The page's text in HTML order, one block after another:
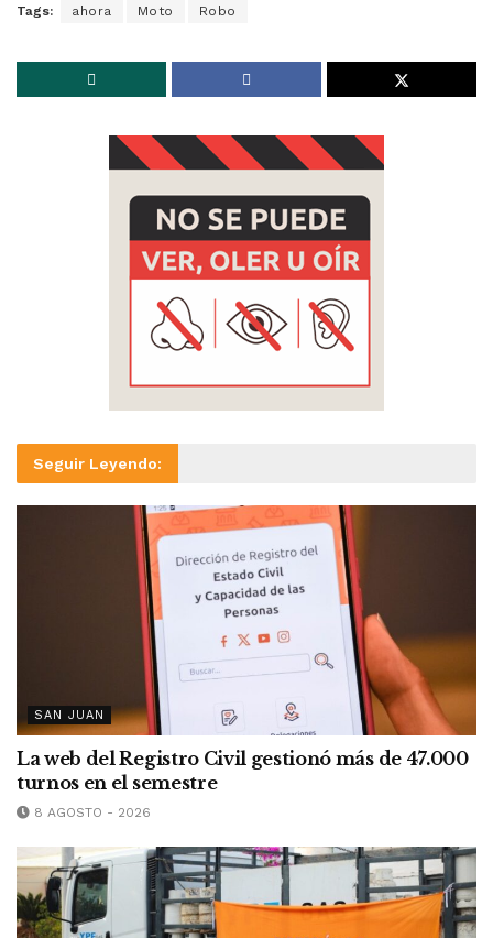
Tags: ahora Moto Robo
Seguir Leyendo:
SAN JUAN
La web del Registro Civil gestionó más de 47.000
turnos en el semestre
8 AGOSTO - 2026